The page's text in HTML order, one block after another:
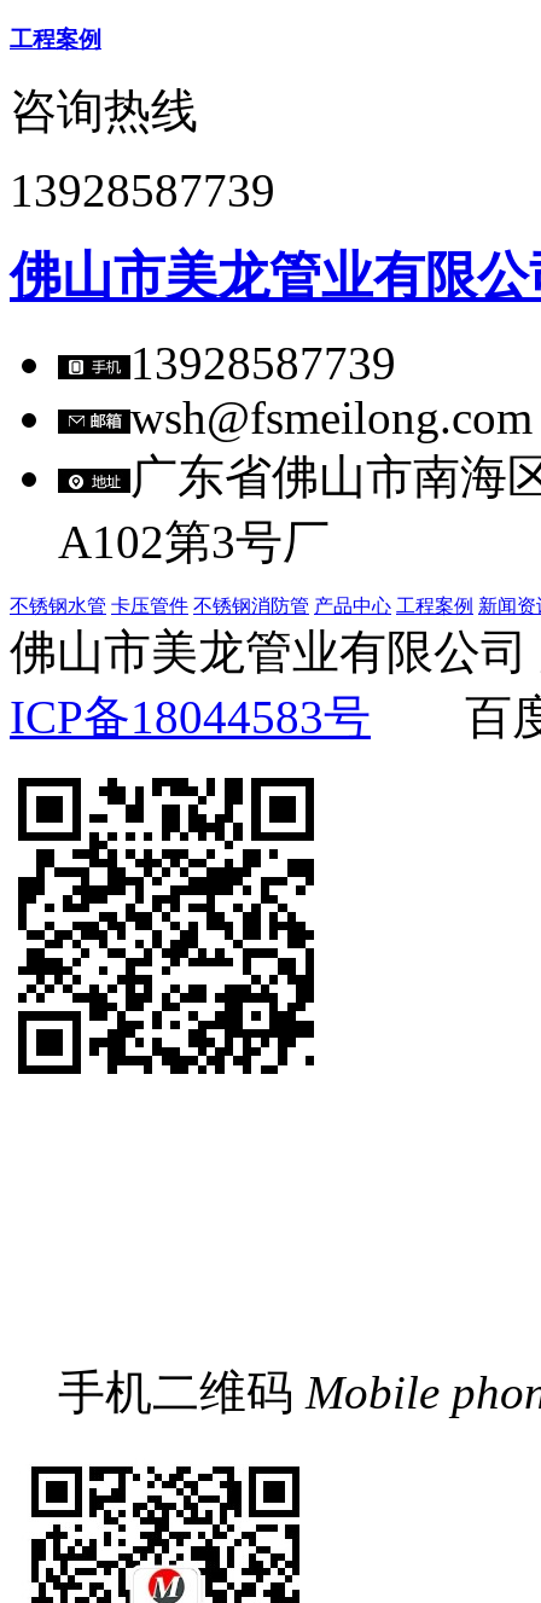
工程案例
咨询热线
13928587739
佛山市美龙管业有限公
13928587739
wsh@fsmeilong.com
广东省佛山市南海
A102第3号厂
不锈钢水管 卡压管件 不锈钢消防管 产品中心 工程案例 新闻资
佛山市美龙管业有限
ICP备18044583号 百
手机二维码 Mobile